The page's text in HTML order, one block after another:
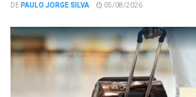
DEPAULO JORGE SILVA 05/08/2026